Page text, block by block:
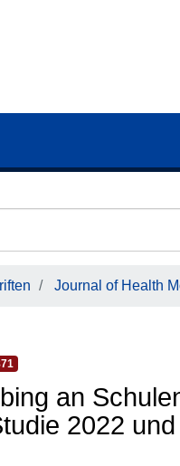
Journal of Health
an
2022